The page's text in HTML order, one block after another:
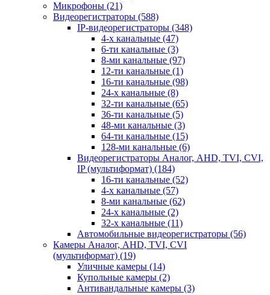
Микрофоны (21)
Видеорегистраторы (588)
IP-видеорегистраторы (348)
4-х канальные (47)
6-ти канальные (3)
8-ми канальные (97)
12-ти канальные (1)
16-ти канальные (98)
24-х канальные (8)
32-ти канальные (65)
36-ти канальные (5)
48-ми канальные (3)
64-ти канальные (15)
128-ми канальные (6)
Видеорегистраторы Аналог, AHD, TVI, CVI,
IP (мультиформат) (184)
16-ти канальные (52)
4-х канальные (57)
8-ми канальные (62)
24-х канальные (2)
32-х канальные (11)
Автомобильные видеорегистраторы (56)
Камеры Аналог, AHD, TVI, CVI
(мультиформат) (19)
Уличные камеры (14)
Купольные камеры (2)
Антивандальные камеры (3)